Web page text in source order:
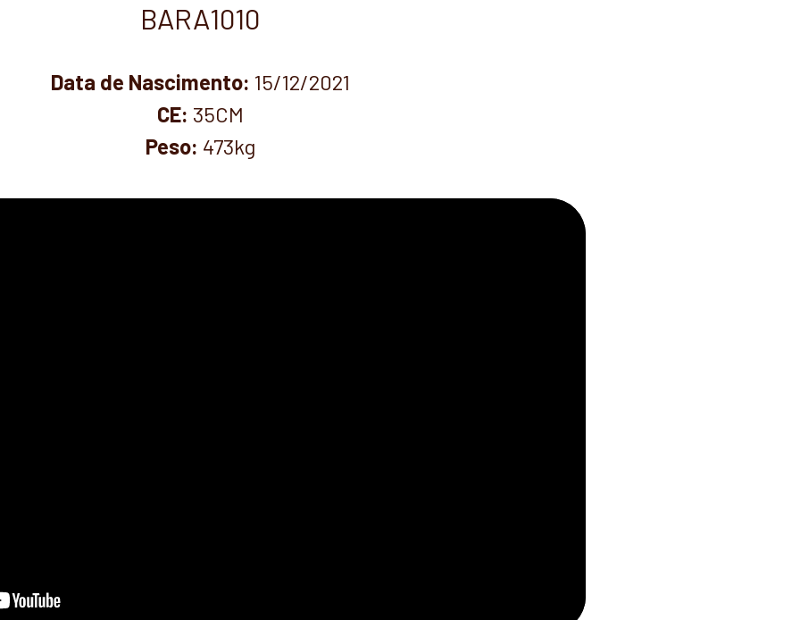
BARA1010
Data de Nascimento: 15/12/2021
CE: 35CM
Peso: 473kg